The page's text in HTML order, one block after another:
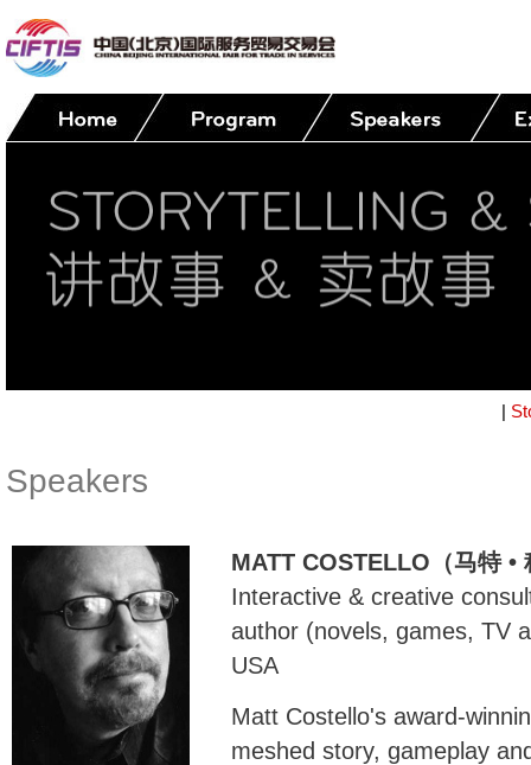
|
Speakers
MATT COSTELLO（马特 •
Interactive & creative
author (novels, games, TV
USA
Matt Costello's award-
meshed story, gameplay